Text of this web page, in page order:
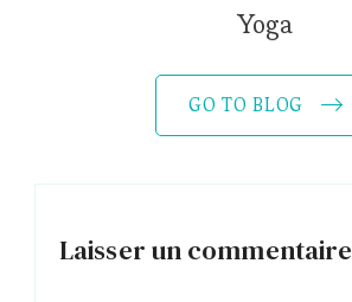
Yoga
GO TO BLOG
Laisser un commentaire